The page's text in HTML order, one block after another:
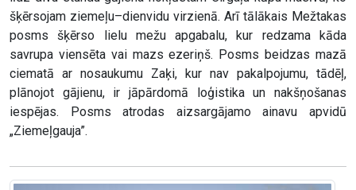
šķērsojam ziemeļu–dienvidu virzienā. Arī tālākais Mežtakas
posms šķērso lielu mežu apgabalu, kur redzama kāda
savrupa viensēta vai mazs ezeriņš. Posms beidzas mazā
ciematā ar nosaukumu Zaķi, kur nav pakalpojumu, tādēļ,
plānojot gājienu, ir jāpārdomā loģistika un nakšņošanas
iespējas. Posms atrodas aizsargājamo ainavu apvidū
„Ziemeļgauja”.